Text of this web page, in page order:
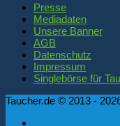
Presse
Mediadaten
Unsere Banner
AGB
Datenschutz
Impressum
Singlebörse für
Taucher.de © 2013 -